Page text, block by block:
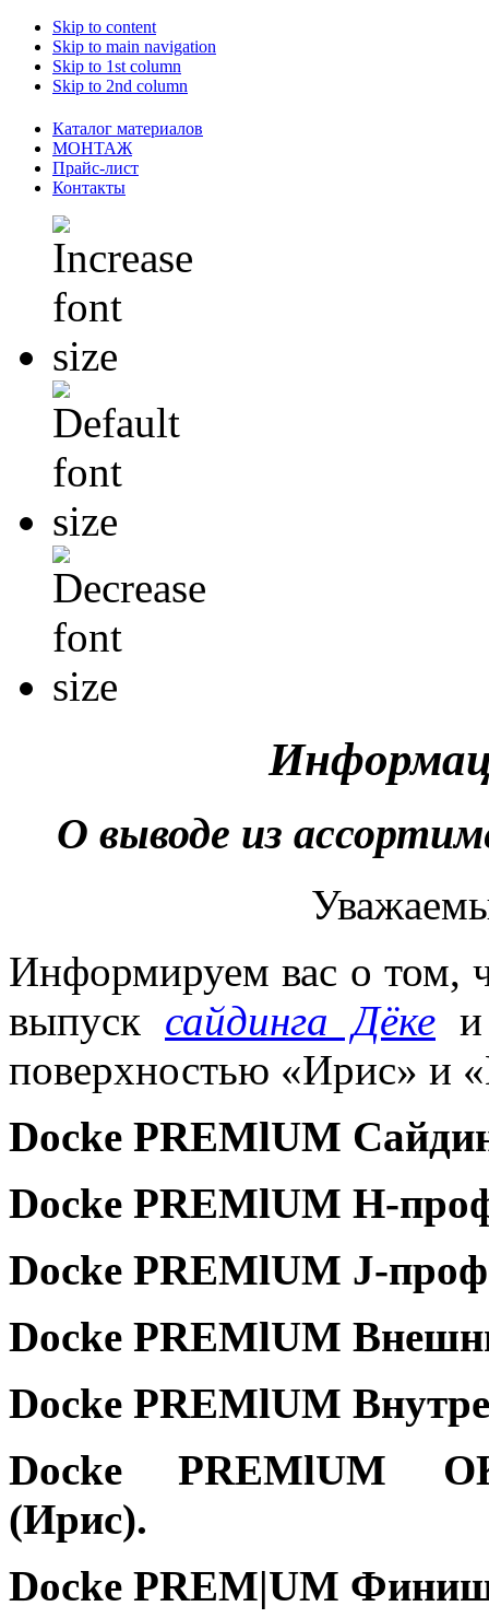
Skip to content
Skip to main navigation
Skip to 1st column
Skip to 2nd column
Каталог материалов
МОНТАЖ
Прайс-лист
Контакты
О выводе из
Информируем вас о том,
выпуск сайдинга Дёке
поверхностью «Ирис» и
Dоcke PREMlUM
Dоcke PREMlUM Н-
Dоcke PREMlUM Ј-
Dоcke PREMlUM
Dоcke PREMlUM
Dоcke PREMlUM
(Ирис).
Dоcke PREM|UM